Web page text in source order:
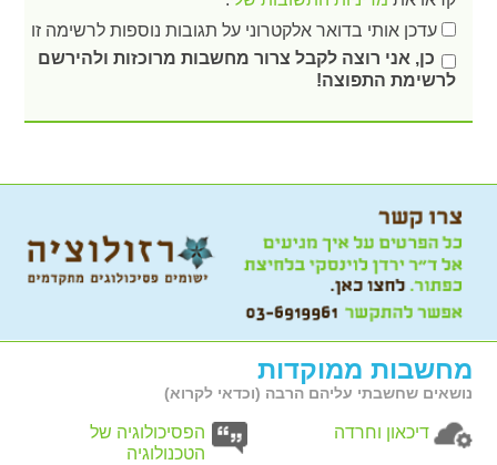
עדכן אותי בדואר אלקטרוני על תגובות נוספות לרשימה זו
כן, אני רוצה לקבל צרור מחשבות מרוכזות ולהירשם
לרשימת התפוצה!
מחשבות ממוקדות
נושאים שחשבתי עליהם הרבה (וכדאי לקרוא)
דיכאון וחרדה
הפסיכולוגיה של
הטכנולוגיה